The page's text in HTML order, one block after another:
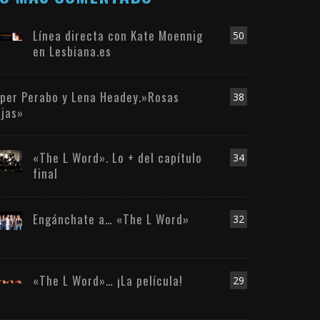
50
Línea directa con Kate Moennig
en Lesbiana.es
38
Perabo y Lena Headey.»Rosas
34
«The L Word». Lo + del capítulo
final
32
Engánchate a… «The L Word»
29
«The L Word»… ¡La película!